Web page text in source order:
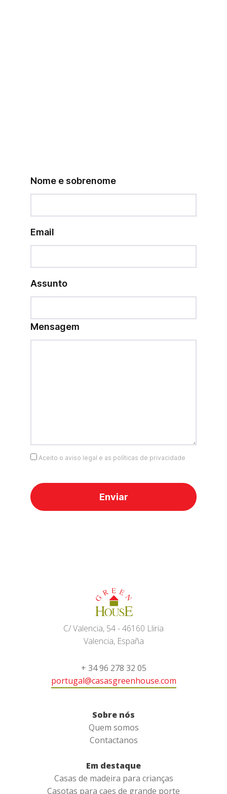
Nome e sobrenome
Email
Assunto
Mensagem
Aceito o aviso legal e as políticas de privacidade
C/ Valencia, 54 - 46160 Lliria
Valencia, España
+ 34 96 278 32 05
portugal@casasgreenhouse.com
Sobre nós
Quem somos
Contactanos
Em destaque
Casas de madeira para crianças
Casotas para caes de grande porte